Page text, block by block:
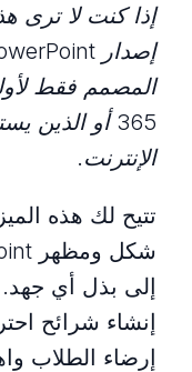
إذا كنت لا ترى
الإنترنت.
إلى بذل أي جهد.
إنشاء شرائح
إرضاء الطلاب